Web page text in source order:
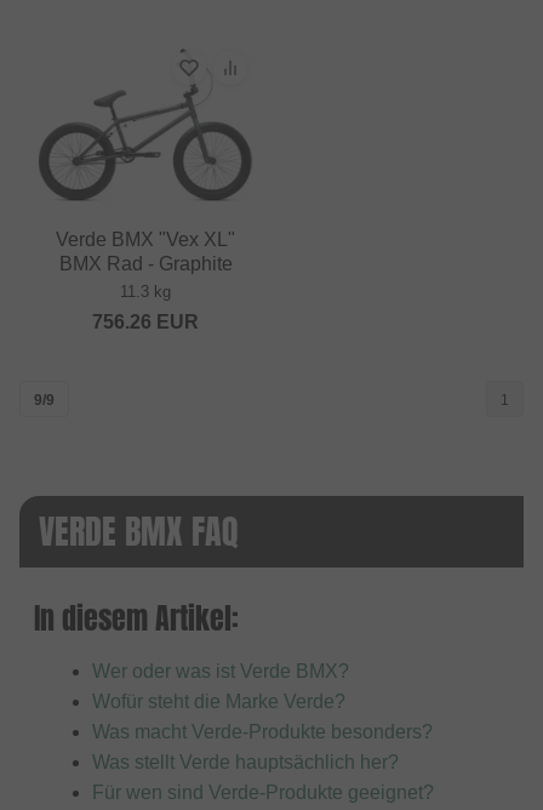
Verde BMX "Vex XL"
BMX Rad - Graphite
11.3 kg
756.26 EUR
9/9 1
VERDE BMX FAQ
In diesem Artikel:
Wer oder was ist Verde BMX?
Wofür steht die Marke Verde?
Was macht Verde-Produkte besonders?
Was stellt Verde hauptsächlich her?
Für wen sind Verde-Produkte geeignet?